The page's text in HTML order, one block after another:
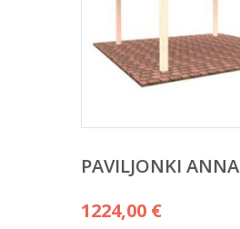
PAVILJONKI ANNA
1224,00 €